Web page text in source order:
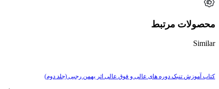
محصولات مرتبط
Similar
کتاب آموزش تنبک دوره های عالی و فوق عالی اثر بهمن رجبی (جلد دوم)